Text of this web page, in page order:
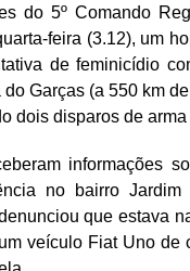
do 5º Comando
feira (3.12), um
de feminicídio
Garças (a 550 km
dois disparos de arma
informações
no bairro Jardim
que estava
veículo Fiat Uno de